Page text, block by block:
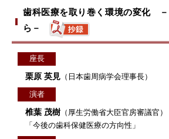
歯科医療を取り巻く環境の変化
ら－
座長
栗原 英見 （日本歯周病学会理事長）
演者
椎葉 茂樹 （厚生労働省大臣官房審議官）
「今後の歯科保健医療の方向性」